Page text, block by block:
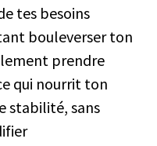
tes besoins
bouleverser ton
prendre
qui nourrit ton
stabilité, sans